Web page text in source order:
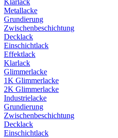
Klarlack
Metallacke
Grundierung
Zwischenbeschichtung
Decklack
Einschichtlack
Effektlack
Klarlack
Glimmerlacke
1K Glimmerlacke
2K Glimmerlacke
Industrielacke
Grundierung
Zwischenbeschichtung
Decklack
Einschichtlack